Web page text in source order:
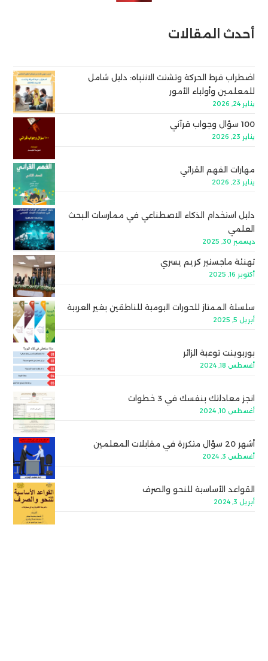
أحدث المقالات
اضطراب فرط الحركة وتشتت الانتباه: دليل شامل
للمعلمين وأولياء الأمور
يناير 24, 2026
100 سؤال وجواب قرآني
يناير 23, 2026
مهارات الفهم القرائي
يناير 23, 2026
دليل استخدام الذكاء الاصطناعي في ممارسات البحث
العلمي
ديسمبر 30, 2025
تهنئة ماجستير كريم يسري
أكتوبر 16, 2025
سلسلة الممتاز للحورات اليومية للناطقين بغير العربية
أبريل 5, 2025
بوربوينت توعية الزائر
أغسطس 18, 2024
انجز معادلتك بنفسك في 3 خطوات
أغسطس 10, 2024
أشهر 20 سؤال متكررة في مقابلات المعلمين
أغسطس 3, 2024
القواعد الأساسية للنحو والصرف
أبريل 3, 2024